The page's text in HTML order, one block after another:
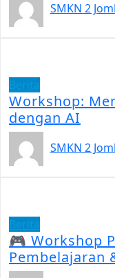
SMKN 2
Workshop:
dengan AI
SMKN 2
🎮 Workshop
Pembelajaran